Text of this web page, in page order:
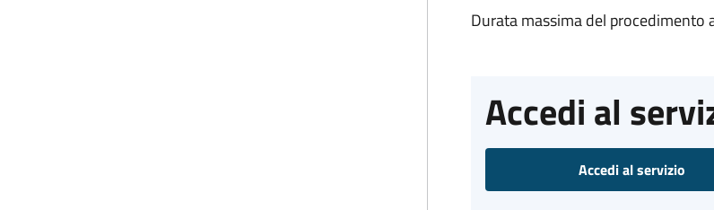
Durata massima del
Accedi al
Accedi al servizio